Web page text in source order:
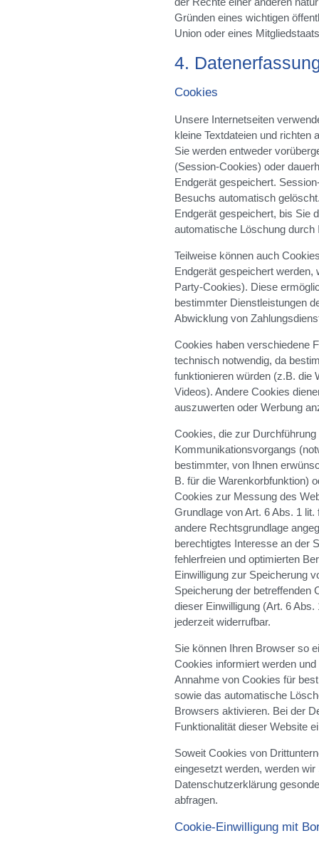
Gründen eines wichtigen
Union oder eines
4.
Cookies
Unsere Internetseiten
kleine Textdateien und richten
Sie werden entweder
(Session-Cookies) oder
Endgerät gespeichert.
Besuchs automatisch
Endgerät gespeichert, bis Sie
automatische Löschung durch
Teilweise können auch
Endgerät gespeichert werden,
Party-Cookies). Diese
bestimmter Dienstleistungen
Abwicklung von
Cookies haben verschiedene
technisch notwendig, da
funktionieren würden (z.B. die
Videos). Andere Cookies
auszuwerten oder Werbung
Cookies, die zur
Kommunikationsvorgangs
bestimmter, von Ihnen
B. für die Warenkorbfunktion)
Cookies zur Messung des
Grundlage von Art. 6 Abs. 1
andere Rechtsgrundlage
berechtigtes Interesse an der
fehlerfreien und optimierten
Einwilligung zur Speicherung
Speicherung der betreffenden
dieser Einwilligung (Art. 6
jederzeit widerrufbar.
Sie können Ihren Browser so
Cookies informiert werden
Annahme von Cookies für
sowie das automatische
Browsers aktivieren. Bei der
Funktionalität dieser Website
Soweit Cookies von
eingesetzt werden, werden
Datenschutzerklärung
abfragen.
Cookie-Einwilligung mit